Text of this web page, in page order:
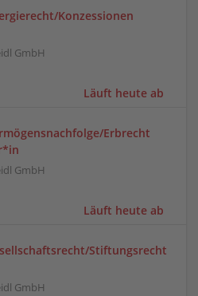
Konzessionen
GmbH
Läuft heute ab
Erbrecht
GmbH
Läuft heute ab
Stiftungsrecht
GmbH